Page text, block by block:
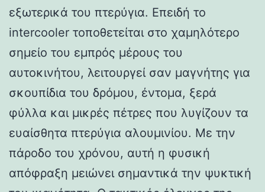
εξωτερικά του πτερύγια. Επειδή το
intercooler τοποθετείται στο χαμηλότερο
σημείο του εμπρός μέρους του
αυτοκινήτου, λειτουργεί σαν μαγνήτης για
σκουπίδια του δρόμου, έντομα, ξερά
φύλλα και μικρές πέτρες που λυγίζουν τα
ευαίσθητα πτερύγια αλουμινίου. Με την
πάροδο του χρόνου, αυτή η φυσική
απόφραξη μειώνει σημαντικά την ψυκτική